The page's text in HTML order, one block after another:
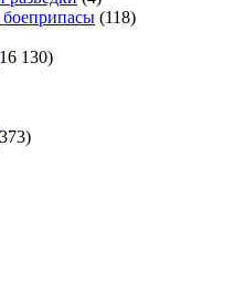
(118)
130)